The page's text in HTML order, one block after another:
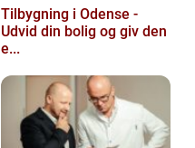
Tilbygning i Odense -
Udvid din bolig og giv den
e...